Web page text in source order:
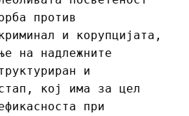
против
и корупцијата,
на надлежните
и
кој има за цел
при